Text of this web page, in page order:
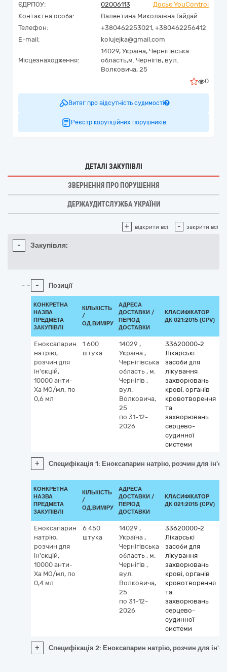
ЄДРПОУ:
02006113
Досьє YouControl
Контактна особа:
Валентина Миколаївна Гайдай
Телефон:
+380462253021, +380462256412
E-mail:
kolujejka@gmail.com
Місцезнаходження:
14029, Україна, Чернігівська
область,м. Чернігів, вул.
Волковича, 25
0
Витяг про відсутність судимості
Реєстр корупційних порушників
ДЕТАЛІ ЗАКУПІВЛІ
ЗВЕРНЕННЯ ПРО ПОРУШЕННЯ
ДЕРЖАУДИТСЛУЖБА УКРАЇНИ
+ відкрити всі - закрити всі
- Закупівля:
- Позиції
КОНКРЕТНА
НАЗВА
ПРЕДМЕТА
ЗАКУПІВЛІ
КІЛЬКІСТЬ
/
ОД.ВИМІРУ
АДРЕСА
ДОСТАВКИ /
ПЕРІОД
ДОСТАВКИ
КЛАСИФІКАТОР
ДК 021:2015 (CPV)
Еноксапарин
натрію,
розчин для
ін'єкцій,
10000 анти-
Ха МО/мл, по
0,6 мл
1 600
штука
14029 ,
Україна ,
Чернігівська
область , м.
Чернігів ,
вул.
Волковича,
25
по 31-12-
2026
33620000-2
Лікарські
засоби для
лікування
захворювань
крові, органів
кровотворення
та
захворювань
серцево-
судинної
системи
+ Специфікація 1: Еноксапарин натрію, розчин для
КОНКРЕТНА
НАЗВА
ПРЕДМЕТА
ЗАКУПІВЛІ
КІЛЬКІСТЬ
/
ОД.ВИМІРУ
АДРЕСА
ДОСТАВКИ /
ПЕРІОД
ДОСТАВКИ
КЛАСИФІКАТОР
ДК 021:2015 (CPV)
Еноксапарин
натрію,
розчин для
ін'єкцій,
10000 анти-
Ха МО/мл, по
0,4 мл
6 450
штука
14029 ,
Україна ,
Чернігівська
область , м.
Чернігів ,
вул.
Волковича,
25
по 31-12-
2026
33620000-2
Лікарські
засоби для
лікування
захворювань
крові, органів
кровотворення
та
захворювань
серцево-
судинної
системи
+ Специфікація 2: Еноксапарин натрію, розчин для